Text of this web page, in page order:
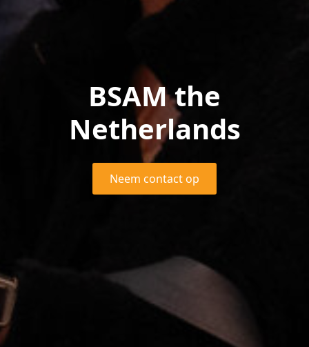
BSAM the
Netherlands
Neem contact op